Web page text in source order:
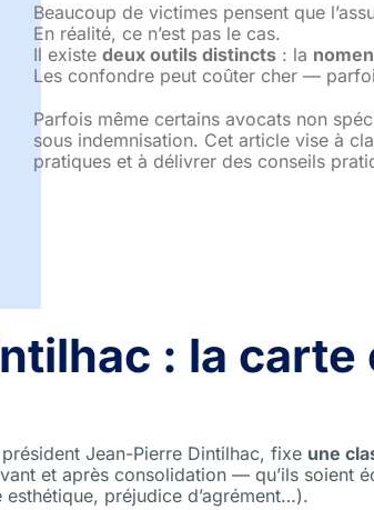
Beaucoup de victimes pensent que
En réalité, ce n’est pas le cas.
Il existedeux outils distincts : la
Les confondre peut coûter cher —
Parfois même certains avocats non
sous indemnisation. Cet article vise à
pratiques et à délivrer des conseils
: la
Jean-Pierre Dintilhac, fixe une
et après consolidation — qu’ils soient
préjudice d’agrément…).